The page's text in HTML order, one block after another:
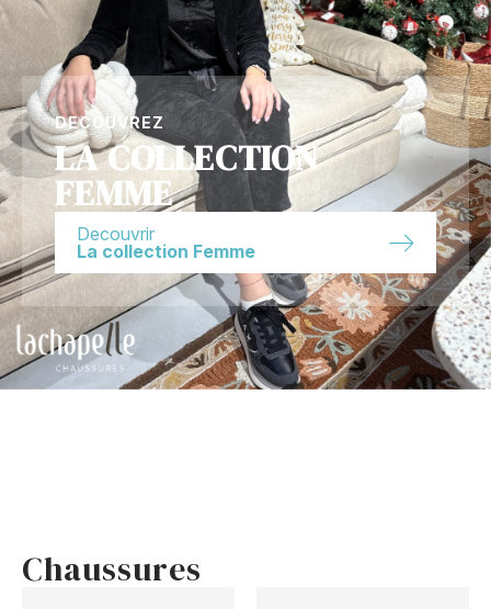
DECOUVREZ
LA COLLECTION
FEMME
Decouvrir
La collection Femme
Chaussures